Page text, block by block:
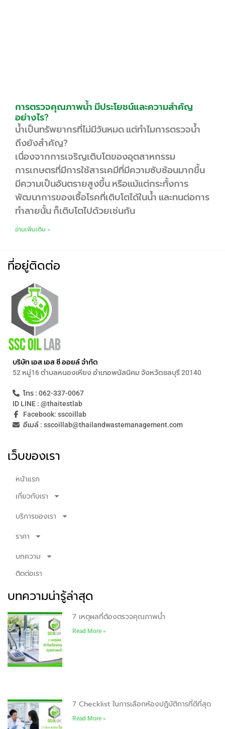
การตรวจคุณภาพน้ำ มีประโยชน์และความสำคัญ
อย่างไร?
น้ำเป็นทรัพยากรที่ไม่มีวันหมด แต่ทำไมการตรวจน้ำ
ถึงยังสำคัญ?
เนื่องจากการเจริญเติบโตของอุตสาหกรรม
การเกษตรที่มีการใช้สารเคมีที่มีความซับซ้อนมากขึ้น
มีความเป็นอันตรายสูงขึ้น หรือแม้แต่กระทั้งการ
พัฒนาการของเชื้อโรคที่เติบโตได้ในน้ำ และทนต่อการ
ทำลายนั้น ก็เติบโตไปด้วยเช่นกัน
อ่านเพิ่มเติม »
ที่อยู่ติดต่อ
บริษัท เอส เอส ซี ออยล์ จำกัด
52 หมู่16 ตำบลหนองเหียง อำเภอพนัสนิคม จังหวัดชลบุรี 20140
โทร : 062-337-0067
ID LINE : @thaitestlab
Facebook: sscoillab
อีเมล์ : sscoillab@thailandwastemanagement.com
เว็บของเรา
หน้าแรก
เกี่ยวกับเรา
บริการของเรา
ราคา
บทความ
ติดต่อเรา
บทความน่ารู้ล่าสุด
7 เหตุผลที่ต้องตรวจคุณภาพน้ำ
Read More »
7 Checklist ในการเลือกห้องปฏิบัติการที่ดีที่สุด
Read More »